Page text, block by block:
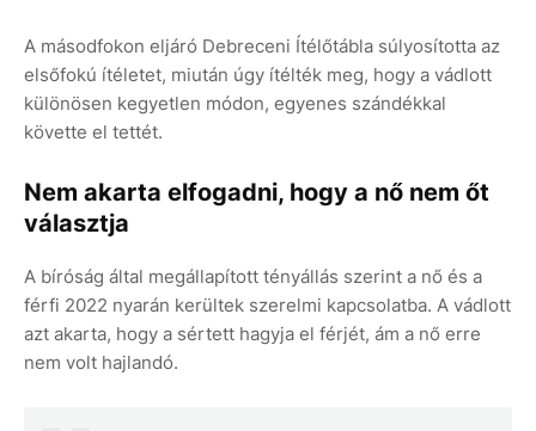
A másodfokon eljáró Debreceni Ítélőtábla súlyosította az
elsőfokú ítéletet, miután úgy ítélték meg, hogy a vádlott
különösen kegyetlen módon, egyenes szándékkal
követte el tettét.
Nem akarta elfogadni, hogy a nő nem őt
választja
A bíróság által megállapított tényállás szerint a nő és a
férfi 2022 nyarán kerültek szerelmi kapcsolatba. A vádlott
azt akarta, hogy a sértett hagyja el férjét, ám a nő erre
nem volt hajlandó.